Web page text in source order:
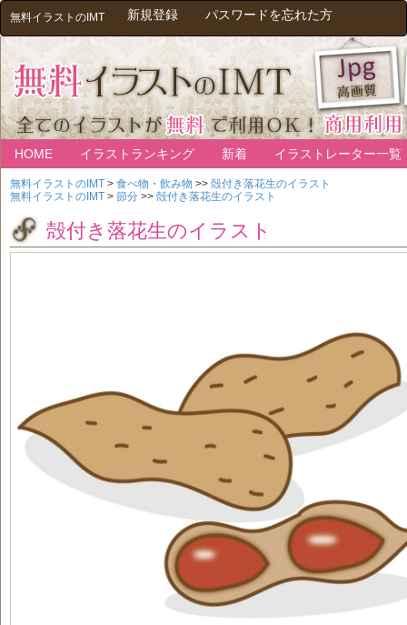
無料イラストのIMT 新規登録 パスワードを忘れた方
HOME イラストランキング 新着 イラストレーター一覧
無料イラストのIMT > 食べ物・飲み物 >> 殻付き落花生のイラスト
無料イラストのIMT > 節分 >> 殻付き落花生のイラスト
殻付き落花生のイラスト